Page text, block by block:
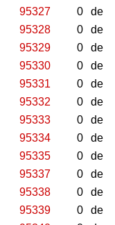
95327
0 de
95328
0 de
95329
0 de
95330
0 de
95331
0 de
95332
0 de
95333
0 de
95334
0 de
95335
0 de
95337
0 de
95338
0 de
95339
0 de